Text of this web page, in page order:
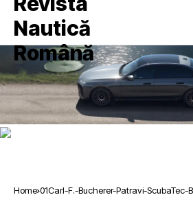
Home 01Carl-F.-Bucherer-Patravi-